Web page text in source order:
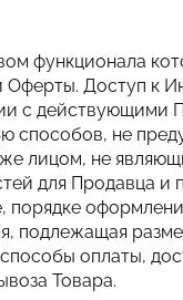
функционала
Доступ к
с действующими
способов, не
лицом, не
для Продавца и
подлежащая
оплаты,
Товара.